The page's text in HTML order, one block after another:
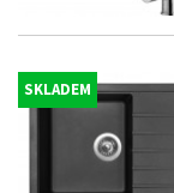
SKLADEM